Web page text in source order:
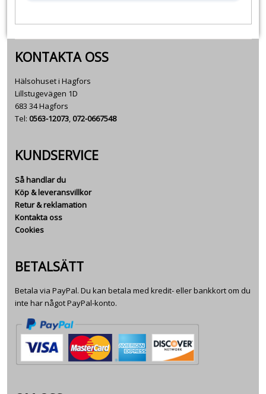
KONTAKTA OSS
Hälsohuset i Hagfors
Lillstugevägen 1D
683 34 Hagfors
Tel: 0563-12073,072-0667548
KUNDSERVICE
Så handlar du
Köp & leveransvillkor
Retur & reklamation
Kontakta oss
Cookies
BETALSÄTT
Betala via PayPal. Du kan betala med kredit- eller bankkort om du
inte har något PayPal-konto.